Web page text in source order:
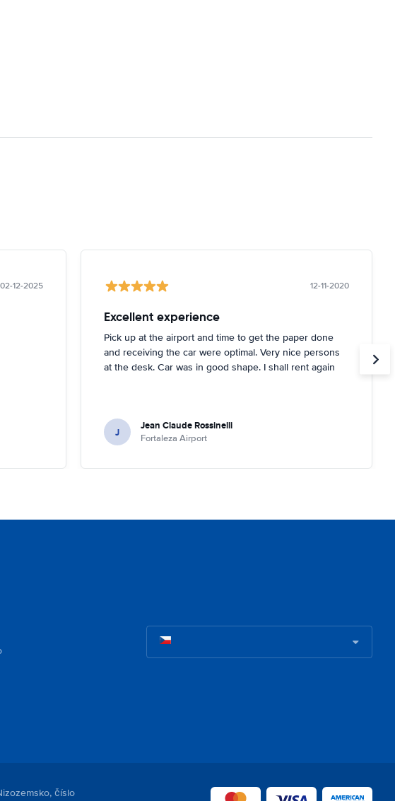
02-12-2025 12-11-2020
Excellent experience
Pick up at the airport and time to get the paper done
and receiving the car were optimal. Very nice persons
at the desk. Car was in good shape. I shall rent again
J Jean Claude Rossinelli
Fortaleza Airport
číslo